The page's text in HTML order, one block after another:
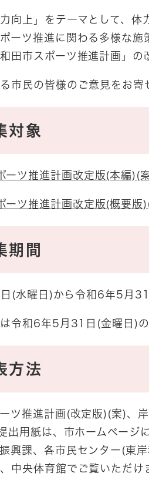
向上」をテーマとして、体
ーツ推進に関わる多様な
田市スポーツ推進計画」の
市民の皆様のご意見をお寄
対象
ーツ推進計画改定版(本編
ーツ推進計画改定版(概要
期間
(水曜日)から令和6年5月31
令和6年5月31日(金曜日)の
方法
ツ推進計画(改定版)(案)、
出用紙は、市ホームページ
興課、各市民センター(東
中央体育館でご覧いただけ